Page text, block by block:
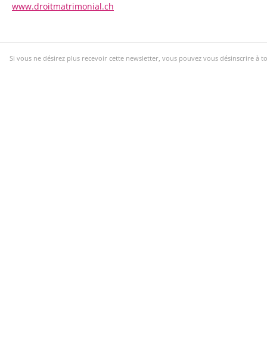
www.droitmatrimonial.ch
Si vous ne désirez plus recevoir cette newsletter, vous pouvez vous désinscrire à